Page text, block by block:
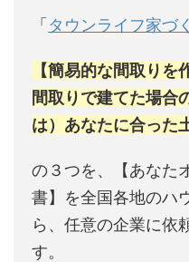
「タウンライフ家づ
【簡易的な間取りを
間取りで建てた場合
は）あなたに合った
の３つを、【あなた
書】を全国各地のハ
ら、任意の企業に依
す。